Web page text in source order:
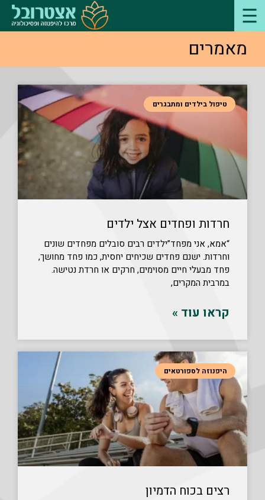
מאמרים
טיפול בילדים ומתבגרים
חרדות ופחדים אצל ילדים
“אמא, אני מפחד”ילדים רבים סובלים מפחדים שונים
וחרדות. ישנם פחדים שכיחים יחסית, כמו פחד מחושך,
פחד מבעלי חיים מסוימים, חרקים או חרדת נטישה.
במרבית המקרים,
קראו עוד »
היפנוזה לספורטאים
רצים בכוח הדמיון